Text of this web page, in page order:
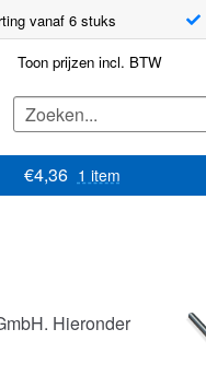
vanaf 6 stuks
Toon prijzen incl. BTW
Zoeken
naar:
€4,36 1 item
Hieronder